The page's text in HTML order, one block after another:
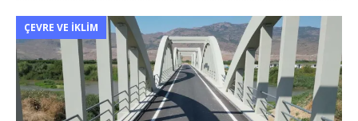
ÇEVRE VE İKLIM